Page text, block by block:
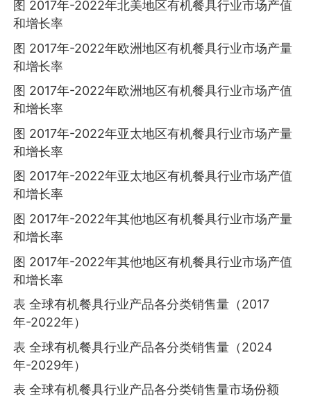
图 2017年-2022年北美地区有机餐具行业市场产值
和增长率
图 2017年-2022年欧洲地区有机餐具行业市场产量
和增长率
图 2017年-2022年欧洲地区有机餐具行业市场产值
和增长率
图 2017年-2022年亚太地区有机餐具行业市场产量
和增长率
图 2017年-2022年亚太地区有机餐具行业市场产值
和增长率
图 2017年-2022年其他地区有机餐具行业市场产量
和增长率
图 2017年-2022年其他地区有机餐具行业市场产值
和增长率
表 全球有机餐具行业产品各分类销售量（2017
年-2022年）
表 全球有机餐具行业产品各分类销售量（2024
年-2029年）
表 全球有机餐具行业产品各分类销售量市场份额